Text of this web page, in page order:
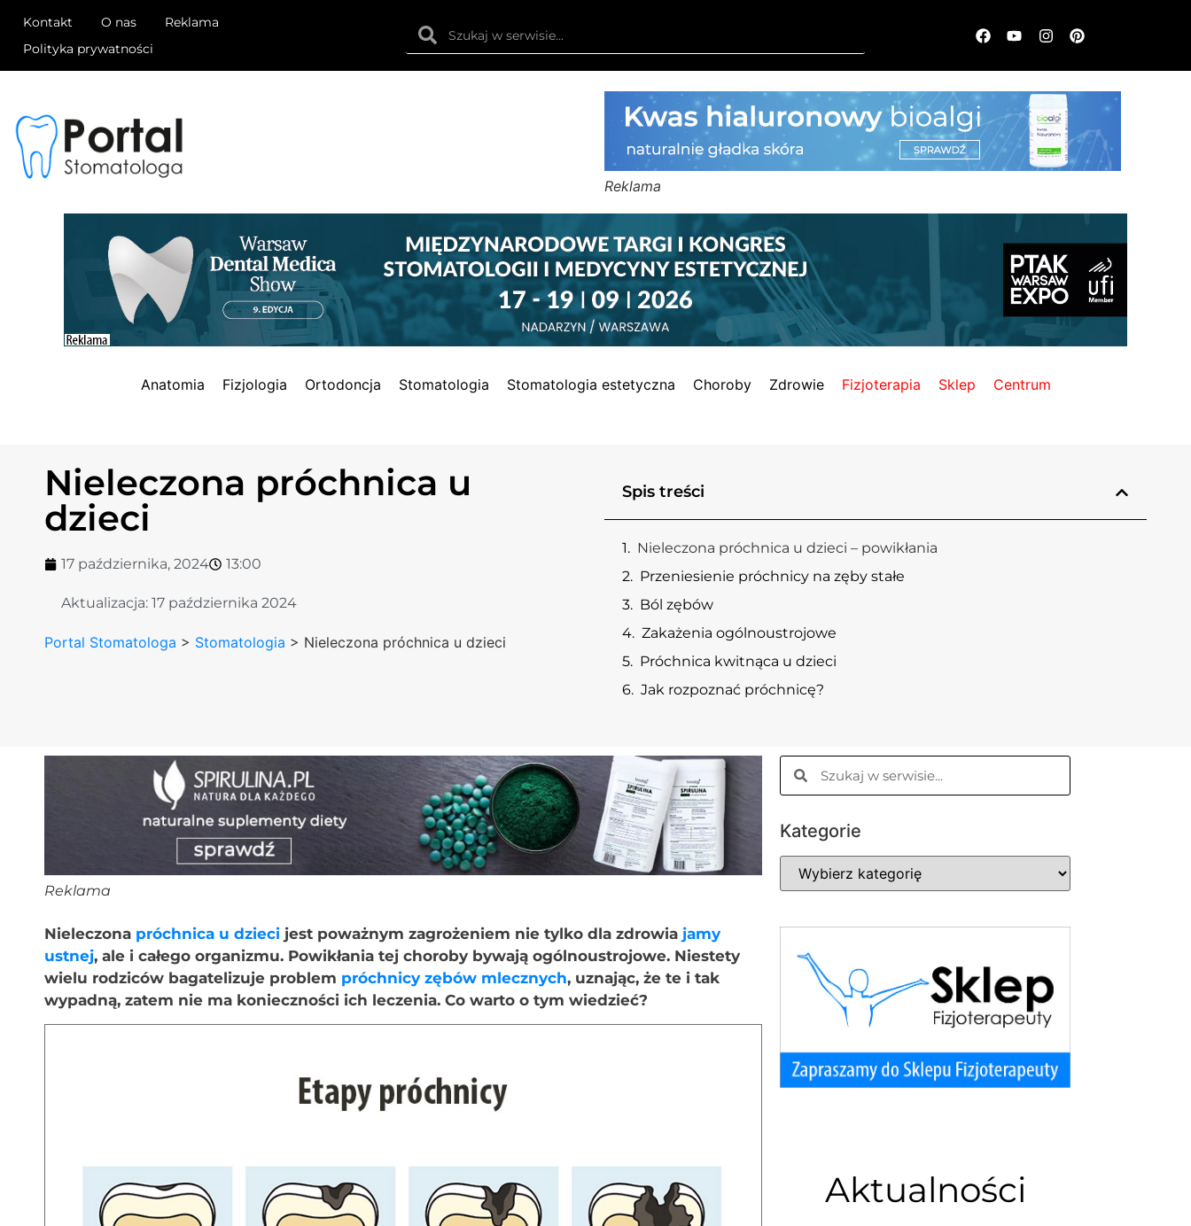
Kontakt O nas
Reklama
Polityka prywatności
Reklama
Anatomia Fizjologia Ortodoncja Stomatologia Stomatologia estetyczna Choroby Zdrowie Fizjoterapia Sklep Centrum
Nieleczona próchnica u
dzieci
17 października, 2024 13:00
Aktualizacja:17 października 2024
Portal Stomatologa > Stomatologia > Nieleczona próchnica u dzieci
Spis treści
Nieleczona próchnica u dzieci – powikłania
Przeniesienie próchnicy na zęby stałe
Ból zębów
Zakażenia ogólnoustrojowe
Próchnica kwitnąca u dzieci
Jak rozpoznać próchnicę?
Reklama
Nieleczona próchnica u dzieci jest poważnym zagrożeniem nie tylko dla zdrowia jamy
ustnej, ale i całego organizmu. Powikłania tej choroby bywają ogólnoustrojowe. Niestety
wielu rodziców bagatelizuje problem próchnicy zębów mlecznych, uznając, że te i tak
wypadną, zatem nie ma konieczności ich leczenia. Co warto o tym wiedzieć?
Kategorie
Aktualności